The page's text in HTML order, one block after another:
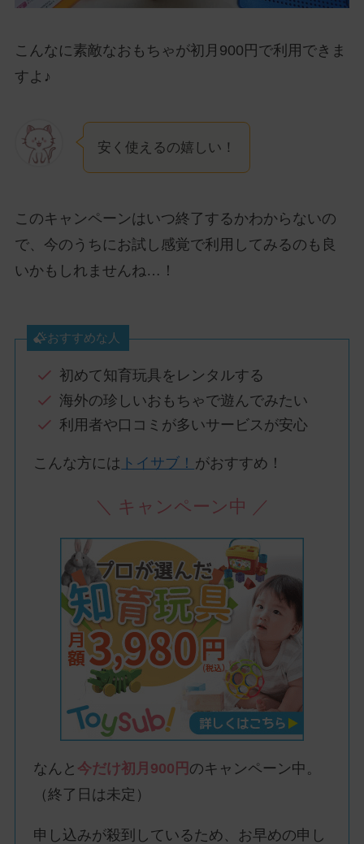
こんなに素敵なおもちゃが初月900円で利用できま
すよ♪
安く使えるの嬉しい！
このキャンペーンはいつ終了するかわからないの
で、今のうちにお試し感覚で利用してみるのも良
いかもしれませんね…！
おすすめな人
初めて知育玩具をレンタルする
海外の珍しいおもちゃで遊んでみたい
利用者や口コミが多いサービスが安心
こんな方には トイサブ！ がおすすめ！
＼ キャンペーン中 ／
なんと 今だけ初月900円 のキャンペーン中。
（終了日は未定）
申し込みが殺到しているため、お早めの申し